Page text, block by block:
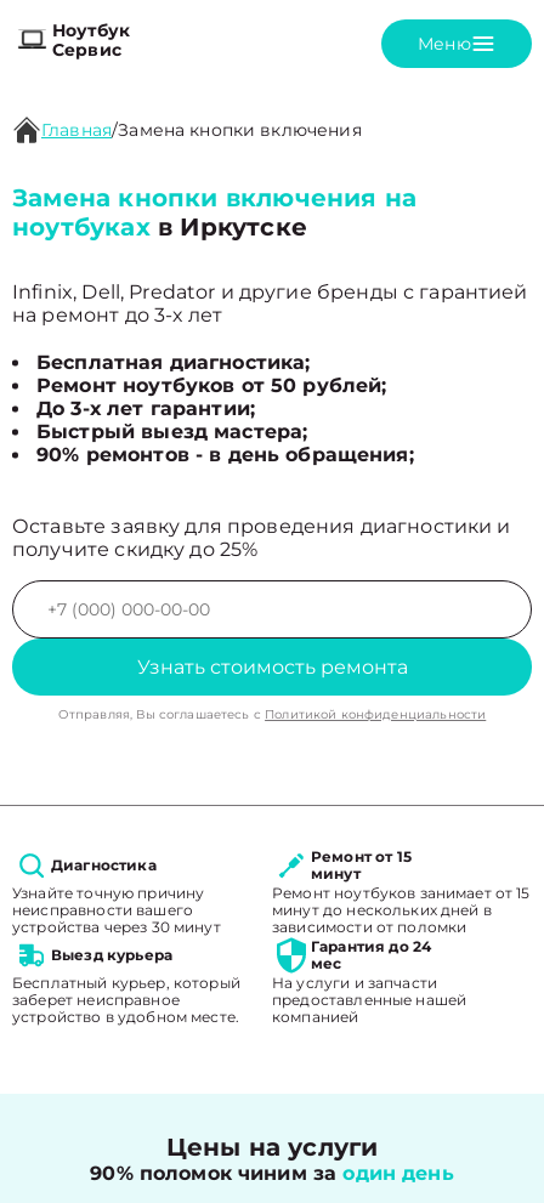
Ноутбук
Сервис
Меню
Главная/Замена кнопки включения
Замена кнопки включения на
ноутбукахв Иркутске
Infinix, Dell, Predator и другие бренды с гарантией
на ремонт до 3-х лет
Бесплатная диагностика;
Ремонт ноутбуков от 50 рублей;
До 3-х лет гарантии;
Быстрый выезд мастера;
90% ремонтов - в день обращения;
Оставьте заявку для проведения диагностики и
получите скидку до 25%
Узнать стоимость ремонта
Отправляя, Вы соглашаетесь с Политикой конфиденциальности
Диагностика
Узнайте точную причину
неисправности вашего
устройства через 30 минут
Ремонт от 15
минут
Ремонт ноутбуков занимает от 15
минут до нескольких дней в
зависимости от поломки
Выезд курьера
Бесплатный курьер, который
заберет неисправное
устройство в удобном месте.
Гарантия до 24
мес
На услуги и запчасти
предоставленные нашей
компанией
Цены на услуги
90% поломок чиним заодин день